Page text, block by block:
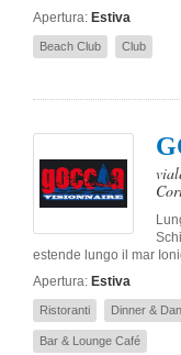
Apertura: Estiva
Beach Club Club
estende lungo il mar
Apertura: Estiva
Ristoranti Dinner &
Bar & Lounge Café